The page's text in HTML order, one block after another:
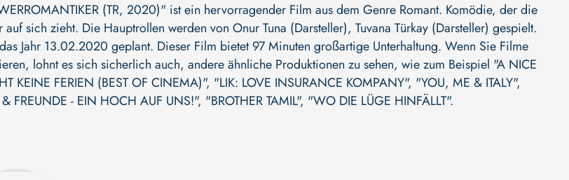
(TR, 2020)" ist ein hervorragender Film aus dem Genre Romant. Komödie, der die
auf sich zieht. Die Hauptrollen werden von Onur Tuna (Darsteller), Tuvana Türkay (Darsteller) gespielt.
Jahr 13.02.2020 geplant. Dieser Film bietet 97 Minuten großartige Unterhaltung. Wenn Sie Filme
lohnt es sich sicherlich auch, andere ähnliche Produktionen zu sehen, wie zum Beispiel "A NICE
KEINE FERIEN (BEST OF CINEMA)", "LIK: LOVE INSURANCE KOMPANY", "YOU, ME & ITALY",
& FREUNDE - EIN HOCH AUF UNS!", "BROTHER TAMIL", "WO DIE LÜGE HINFÄLLT".